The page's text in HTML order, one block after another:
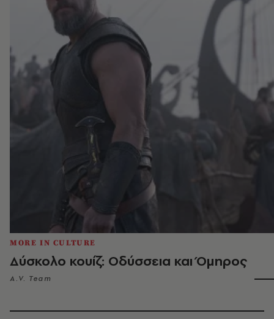
MORE IN CULTURE
Δύσκολο κουίζ: Οδύσσεια και Όμηρος
A.V. Team